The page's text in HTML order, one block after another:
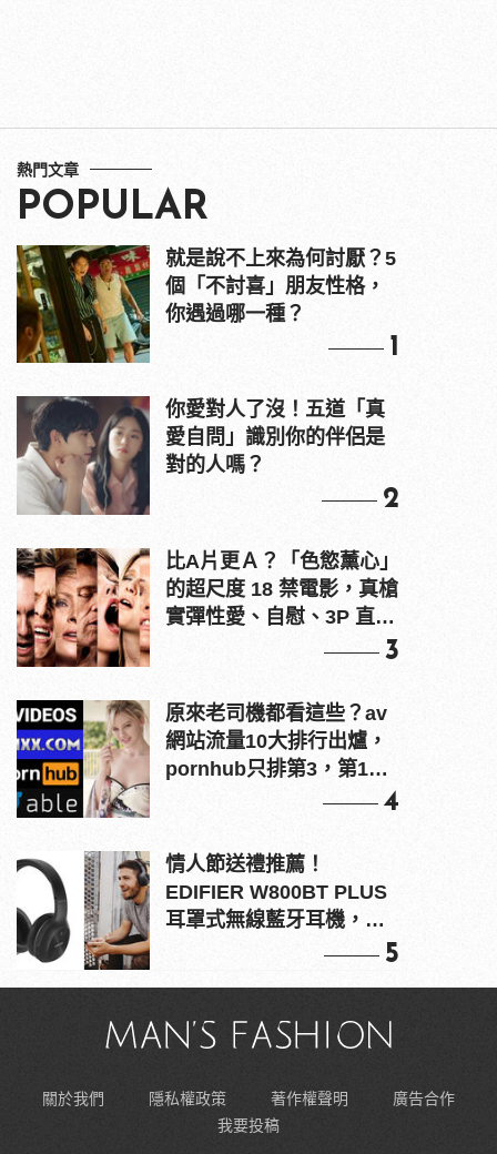
熱門文章
POPULAR
就是說不上來為何討厭？5
個「不討喜」朋友性格，
你遇過哪一種？
1
你愛對人了沒！五道「真
愛自問」識別你的伴侶是
對的人嗎？
2
比A片更Ａ？「色慾薰心」
的超尺度 18 禁電影，真槍
實彈性愛、自慰、3P 直接
3
原來老司機都看這些？av
網站流量10大排行出爐，
pornhub只排第3，第1名
4
情人節送禮推薦！
EDIFIER W800BT PLUS
耳罩式無線藍牙耳機，在
5
關於我們 隱私權政策 著作權聲明
廣告合作
我要投稿